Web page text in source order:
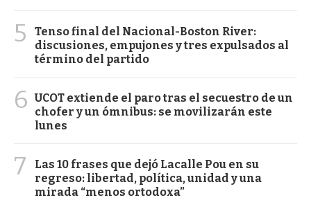
5
Tenso final del Nacional-Boston River:
discusiones, empujones y tres expulsados al
término del partido
6 UCOT extiende el paro tras el secuestro de un
chofer y un ómnibus: se movilizarán este
lunes
7
Las 10 frases que dejó Lacalle Pou en su
regreso: libertad, política, unidad y una
mirada “menos ortodoxa”